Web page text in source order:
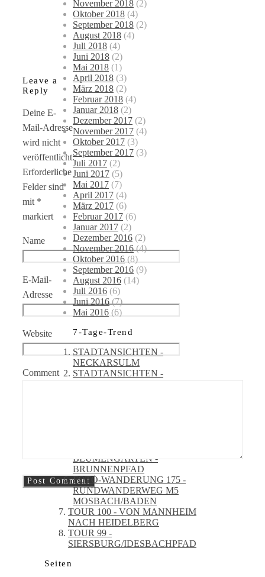
Leave a
Reply
Deine E-
Mail-Adresse
wird nicht
veröffentlicht.
Erforderliche
Felder sind
mit *
markiert
Name
E-Mail-
Adresse
Website
Comment
November 2018 (2)
Oktober 2018 (4)
September 2018 (2)
August 2018 (4)
Juli 2018 (4)
Juni 2018 (2)
Mai 2018 (1)
April 2018 (3)
März 2018 (2)
Februar 2018 (4)
Januar 2018 (2)
Dezember 2017 (2)
November 2017 (4)
Oktober 2017 (3)
September 2017 (3)
Juli 2017 (2)
Juni 2017 (5)
Mai 2017 (7)
April 2017 (4)
März 2017 (6)
Februar 2017 (6)
Januar 2017 (2)
Dezember 2016 (2)
November 2016(4)
Oktober 2016 (8)
September 2016 (9)
August 2016 (14)
Juli 2016 (6)
Juni 2016(7)
Mai 2016 (6)
7-Tage-Trend
STADTANSICHTEN -
NECKARSULM
STADTANSICHTEN -
BLUMENGARTEN -
BRUNNENPFAD
FOTO-WANDERUNG 175 -
RUNDWANDERWEG M5
MOSBACH/BADEN
TOUR 100 - VON MANNHEIM
NACH HEIDELBERG
TOUR 99 -
SIERSBURG/IDESBACHPFAD
Seiten